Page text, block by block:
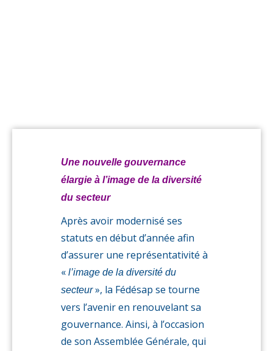
années
à venir
Une nouvelle gouvernance
élargie à l’image de la diversité
du secteur
Après avoir modernisé ses
statuts en début d’année afin
d’assurer une représentativité à
« l’image de la diversité du
secteur», la Fédésap se tourne
vers l’avenir en renouvelant sa
gouvernance. Ainsi, à l’occasion
de son Assemblée Générale, qui